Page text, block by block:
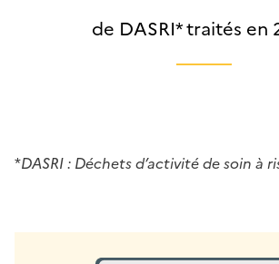
de DASRI* traités en
*DASRI : Déchets d’activité de soin à